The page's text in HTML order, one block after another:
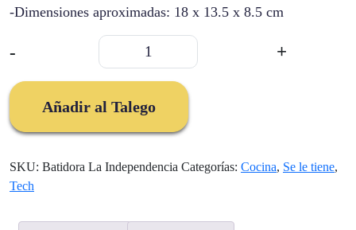
-Dimensiones aproximadas: 18 x 13.5 x 8.5 cm
-
Batidora
Independencia
+
Añadir al Talego
SKU: Batidora La Independencia Categorías: Cocina, Se le tiene,
Tech